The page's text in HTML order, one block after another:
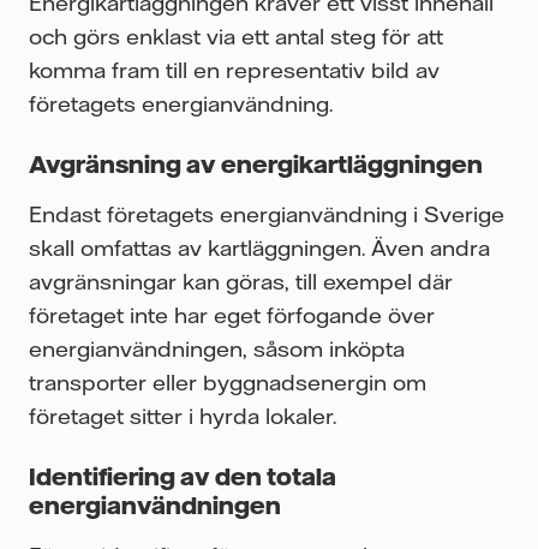
och görs enklast via ett antal steg för att
komma fram till en representativ bild av
företagets energianvändning.
Avgränsning av energikartläggningen
Endast företagets energianvändning i Sverige
skall omfattas av kartläggningen. Även andra
avgränsningar kan göras, till exempel där
företaget inte har eget förfogande över
energianvändningen, såsom inköpta
transporter eller byggnadsenergin om
företaget sitter i hyrda lokaler.
Identifiering av den totala
energianvändningen